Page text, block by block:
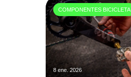
COMPONENTES BICICLETA
8 ene. 2026